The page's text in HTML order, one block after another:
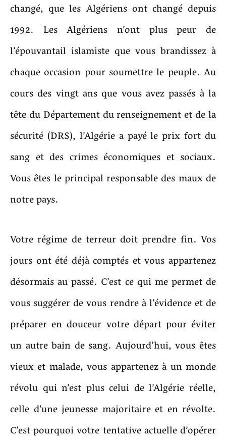
changé, que les Algériens ont changé depuis
1992. Les Algériens n’ont plus peur de
l’épouvantail islamiste que vous brandissez à
chaque occasion pour soumettre le peuple. Au
cours des vingt ans que vous avez passés à la
tête du Département du renseignement et de la
sécurité (DRS), l’Algérie a payé le prix fort du
sang et des crimes économiques et sociaux.
Vous êtes le principal responsable des maux de
notre pays.
Votre régime de terreur doit prendre fin. Vos
jours ont été déjà comptés et vous appartenez
désormais au passé. C’est ce qui me permet de
vous suggérer de vous rendre à l’évidence et de
préparer en douceur votre départ pour éviter
un autre bain de sang. Aujourd’hui, vous êtes
vieux et malade, vous appartenez à un monde
révolu qui n’est plus celui de l’Algérie réelle,
celle d’une jeunesse majoritaire et en révolte.
C’est pourquoi votre tentative actuelle d’opérer